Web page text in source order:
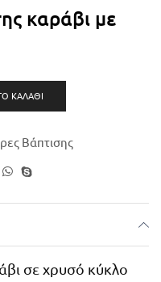
καράβι με
ΚΑΛΆΘΙ
Βάπτισης
σε χρυσό κύκλο